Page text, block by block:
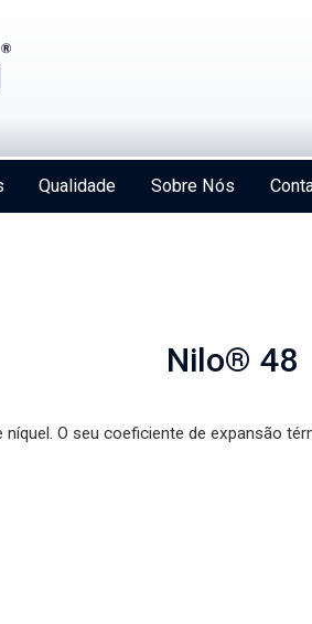
Qualidade Sobre Nós
Nilo® 48
O seu coeficiente de expansão